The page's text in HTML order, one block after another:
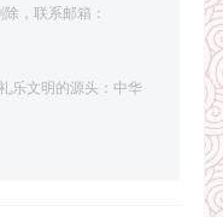
，联系邮箱：
乐文明的源头：中华